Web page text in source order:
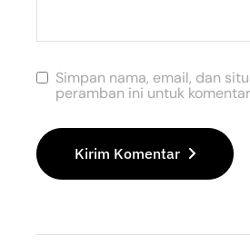
Simpan nama, email, dan
peramban ini untuk
Kirim Komentar